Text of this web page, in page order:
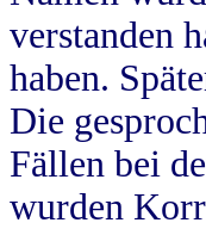
verstanden
haben.
Die
Fällen bei
wurden